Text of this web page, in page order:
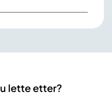
lette etter?